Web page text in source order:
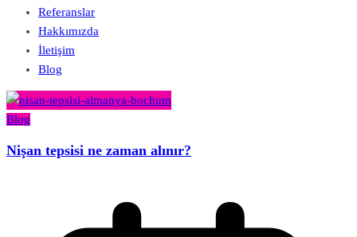
Referanslar
Hakkımızda
İletişim
Blog
Blog
Nişan tepsisi ne zaman alınır?